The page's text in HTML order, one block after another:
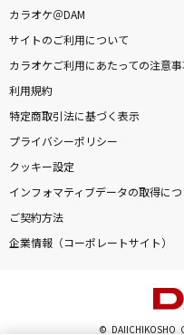
カラオケ＠DAM
サイトのご利用について
カラオケご利用にあたっての注意事
利用規約
特定商取引法に基づく表示
プライバシーポリシー
クッキー設定
インフォマティブデータの取得につ
ご契約方法
企業情報（コーポレートサイト）
© DAIICHIKOSHO